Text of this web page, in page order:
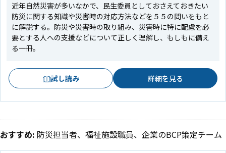
近年自然災害が多いなかで、民生委員としておさえておきたい
防災に関する知識や災害時の対応方法などを５５の問いをもと
に解説する。防災や災害時の取り組み、災害時に特に配慮を必
要とする人への支援などについて正しく理解し、もしもに備え
る一冊。
試し読み 詳細を見る
おすすめ: 防災担当者、福祉施設職員、企業のBCP策定チーム